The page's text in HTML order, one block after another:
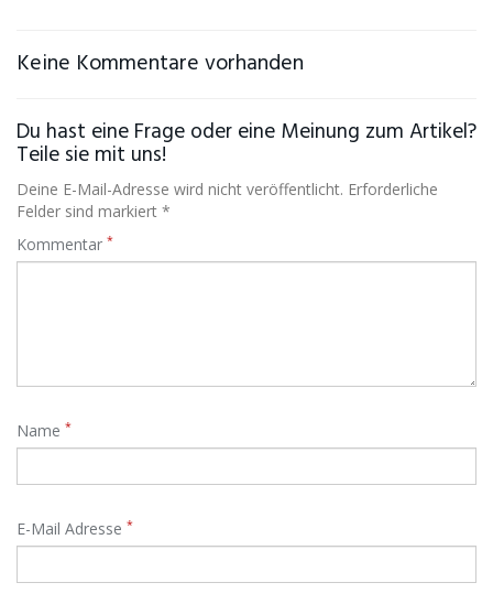
Keine Kommentare vorhanden
Du hast eine Frage oder eine Meinung zum Artikel?
Teile sie mit uns!
Deine E-Mail-Adresse wird nicht veröffentlicht. Erforderliche
Felder sind markiert *
Kommentar *
Name *
E-Mail Adresse *